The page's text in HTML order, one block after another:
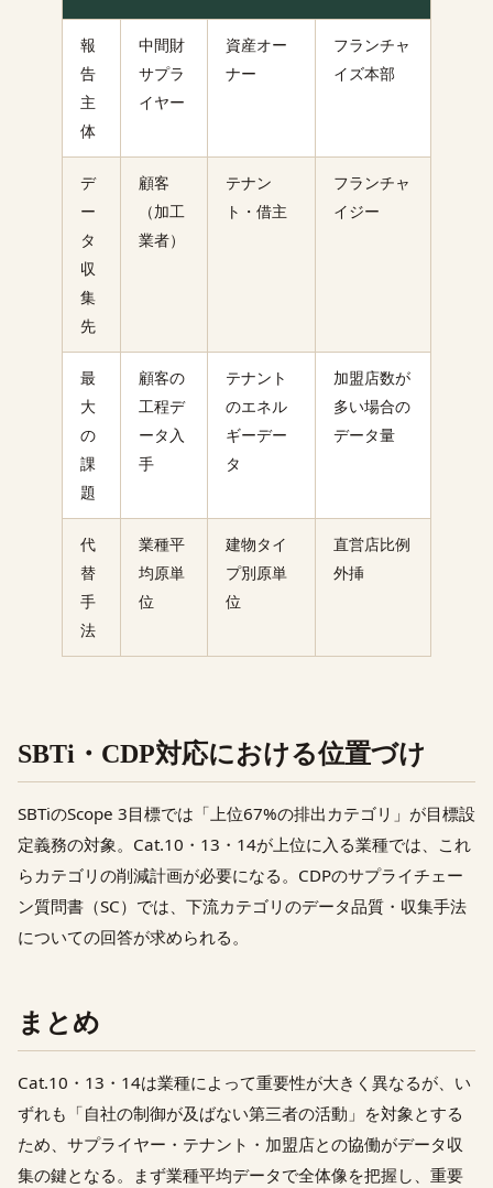
報
告
主
体
中間財
サプラ
イヤー
資産オー
ナー
フランチャ
イズ本部
デ
ー
タ
収
集
先
顧客
（加工
業者）
テナン
ト・借主
フランチャ
イジー
最
大
の
課
題
顧客の
工程デ
ータ入
手
テナント
のエネル
ギーデー
タ
加盟店数が
多い場合の
データ量
代
替
手
法
業種平
均原単
位
建物タイ
プ別原単
位
直営店比例
外挿
SBTi・CDP対応における位置づけ
SBTiのScope 3目標では「上位67%の排出カテゴリ」が目標設
定義務の対象。Cat.10・13・14が上位に入る業種では、これ
らカテゴリの削減計画が必要になる。CDPのサプライチェー
ン質問書（SC）では、下流カテゴリのデータ品質・収集手法
についての回答が求められる。
まとめ
Cat.10・13・14は業種によって重要性が大きく異なるが、い
ずれも「自社の制御が及ばない第三者の活動」を対象とする
ため、サプライヤー・テナント・加盟店との協働がデータ収
集の鍵となる。まず業種平均データで全体像を把握し、重要